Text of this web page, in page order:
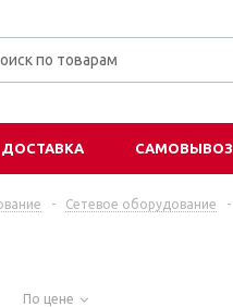
ДОСТАВКА САМОВЫВОЗ
- Cетевое оборудование -
По цене